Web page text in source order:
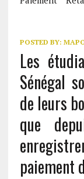
POSTED BY:
Les
Sénégal
de leurs
que
paiement